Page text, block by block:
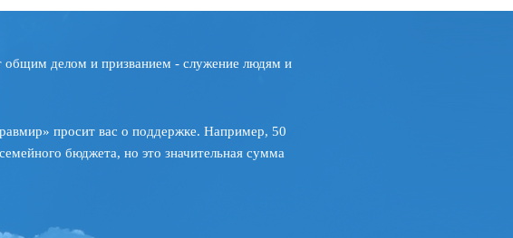
общим делом и призванием - служение людям и
просит вас о поддержке. Например, 50
бюджета, но это значительная сумма